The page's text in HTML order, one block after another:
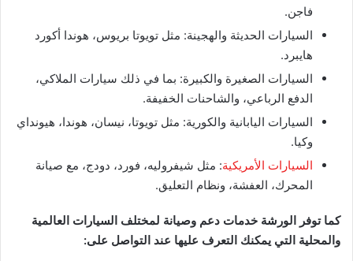
فاجن.
السيارات الحديثة والهجينة: مثل تويوتا بريوس، هوندا أكورد
هايبرد.
السيارات الصغيرة والكبيرة: بما في ذلك سيارات الملاكي،
الدفع الرباعي، والشاحنات الخفيفة.
السيارات اليابانية والكورية: مثل تويوتا، نيسان، هوندا، هيونداي
وكيا.
السيارات الأمريكية: مثل شيفروليه، فورد، دودج، مع صيانة
المحرك، العفشة، ونظام التعليق.
كما توفر الورشة خدمات دعم وصيانة لمختلف السيارات العالمية
والمحلية التي يمكنك التعرف عليها عند التواصل على: